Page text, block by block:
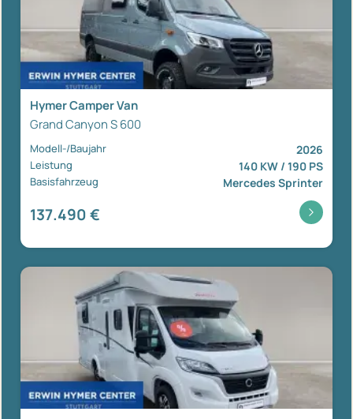
Hymer Camper Van
Grand Canyon S 600
Modell-/Baujahr 2026
Leistung 140 KW / 190 PS
Basisfahrzeug Mercedes Sprinter
137.490 €